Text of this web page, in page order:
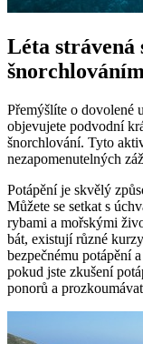
Léta strávená
šnorchlováním
Přemýšlíte o dovolené‍
objevujete podvodní
šnorchlování. Tyto
nezapomenutelných
Potápění je skvělý
⁤Můžete se ⁤setkat s⁢
rybami a mořskými
bát, existují různé
bezpečnému potápění
pokud⁢ jste zkušení
ponorů a